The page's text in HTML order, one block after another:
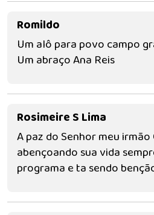
Romildo
Um alô para povo campo
Um abraço Ana Reis
Rosimeire S Lima
A paz do Senhor meu
abençoando sua vida
programa e ta sendo